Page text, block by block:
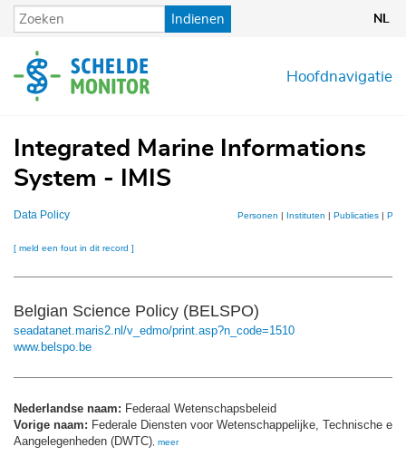
Overslaan
en
de
inhoud
Indienen NL
Hoofdnavigatie
Integrated Marine Informations
System - IMIS
Data Policy Personen | Instituten | Publicaties |
[ meld een fout in dit record ]
Belgian Science Policy (BELSPO)
seadatanet.maris2.nl/v_edmo/print.asp?n_code=1510
www.belspo.be
Nederlandse naam: Federaal Wetenschapsbeleid
Vorige naam: Federale Diensten voor Wetenschappelijke, Technische en
Aangelegenheden (DWTC) meer